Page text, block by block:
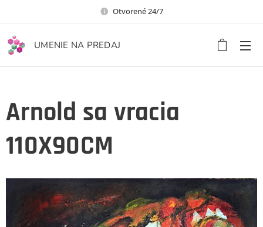
Otvorené 24/7
UMENIE NA PREDAJ
Arnold sa vracia
110X90CM